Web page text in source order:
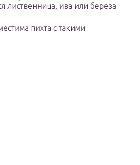
лиственница, ива или береза
пихта с такими